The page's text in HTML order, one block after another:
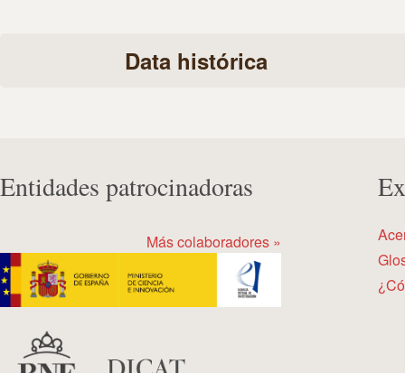
Data histórica
Entidades patrocinadoras
Más colaboradores »